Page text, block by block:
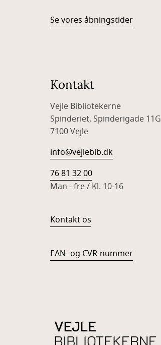
Se vores åbningstider
Kontakt
Vejle Bibliotekerne
Spinderiet, Spinderigade 11G
7100 Vejle
info@vejlebib.dk
76 81 32 00
Man - fre / Kl. 10-16
Kontakt os
EAN- og CVR-nummer